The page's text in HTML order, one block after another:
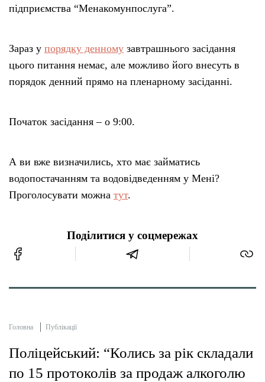
підприємства “Менакомунпослуга”.
Зараз у порядку денному завтрашнього засідання
цього питання немає, але можливо його внесуть в
порядок денний прямо на пленарному засіданні.
Початок засідання – о 9:00.
А ви вже визначились, хто має займатись
водопостачанням та водовідведенням у Мені?
Проголосувати можна тут.
Поділитися у соцмережах
Головна Публікації
Поліцейський: “Колись за рік складали
по 15 протоколів за продаж алкоголю